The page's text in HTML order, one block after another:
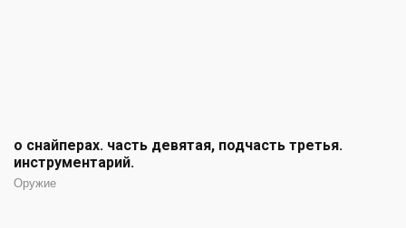
о снайперах. часть девятая, подчасть третья.
инструментарий.
Оружие